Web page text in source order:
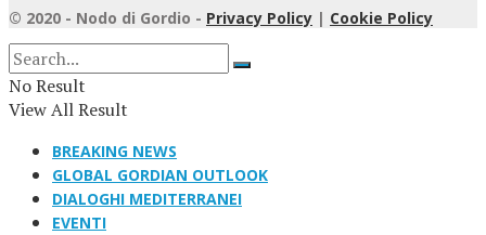
© 2020 - Nodo di Gordio - Privacy Policy | Cookie Policy
No Result
View All Result
BREAKING NEWS
GLOBAL GORDIAN OUTLOOK
DIALOGHI MEDITERRANEI
EVENTI